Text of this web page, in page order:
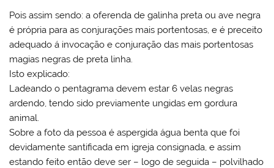
Pois assim sendo: a oferenda de galinha preta ou ave negra
é própria para as conjurações mais portentosas, e é preceito
adequado á invocação e conjuração das mais portentosas
magias negras de preta linha.
Isto explicado:
Ladeando o pentagrama devem estar 6 velas negras
ardendo, tendo sido previamente ungidas em gordura
animal.
Sobre a foto da pessoa é aspergida água benta que foi
devidamente santificada em igreja consignada, e assim
estando feito então deve ser – logo de seguida – polvilhado